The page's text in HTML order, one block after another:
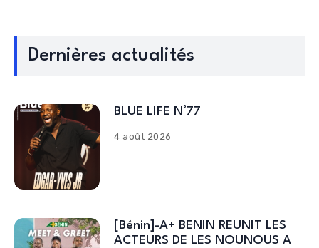
Dernières actualités
BLUE LIFE N°77
4 août 2026
[Bénin]-A+ BENIN REUNIT LES
ACTEURS DE LES NOUNOUS A